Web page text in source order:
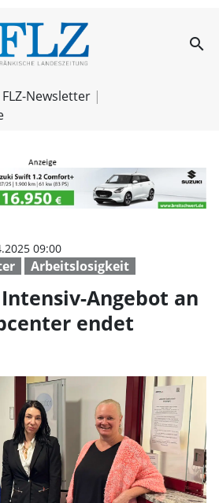
Trotz Erfolg: search
FLZ-Newsletter
Arbeitslosigkeit
09:00
Angebot an
endet